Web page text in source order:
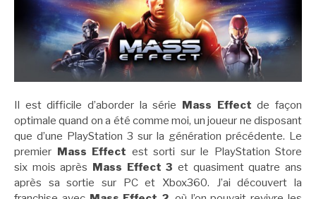
Il est difficile d’aborder la série Mass Effect de façon
optimale quand on a été comme moi, un joueur ne disposant
que d’une PlayStation 3 sur la génération précédente. Le
premier
Mass Effect est sorti sur le PlayStation Store
six mois après
Mass Effect 3 et quasiment quatre ans
après sa sortie sur PC et Xbox360. J’ai découvert la